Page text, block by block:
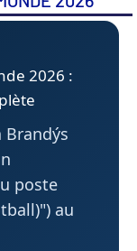
2026 :
Brandýs
poste
au